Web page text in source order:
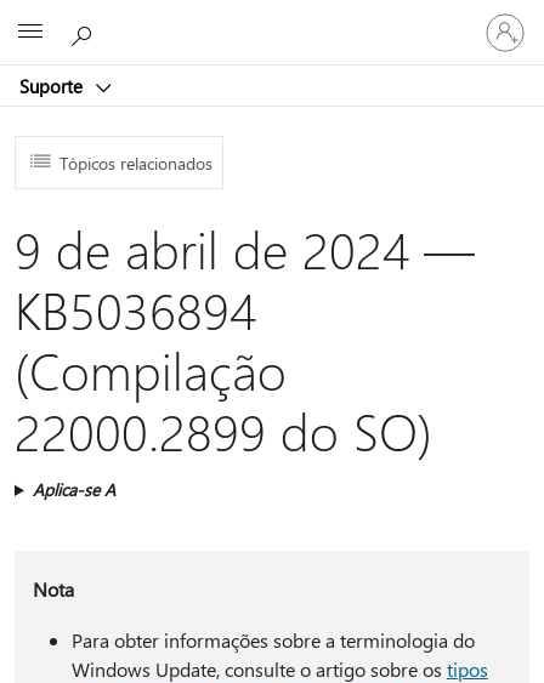
Suporte
Iniciar
sessão
na
Tópicos relacionados
9 de abril de 2024 —
KB5036894
(Compilação
22000.2899 do SO)
Aplica-se A
Nota
Para obter informações sobre a terminologia do
Windows Update, consulte o artigo sobre os tipos